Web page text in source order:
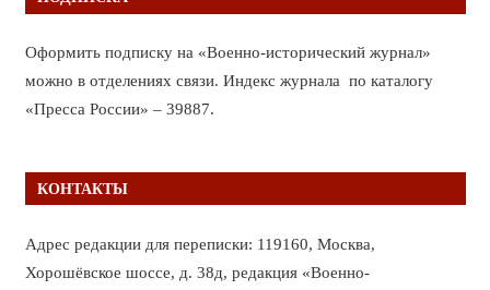
Оформить подписку на «Военно-исторический журнал»
можно в отделениях связи. Индекс журнала по каталогу
«Пресса России» – 39887.
КОНТАКТЫ
Адрес редакции для переписки: 119160, Москва,
Хорошёвское шоссе, д. 38д, редакция «Военно-